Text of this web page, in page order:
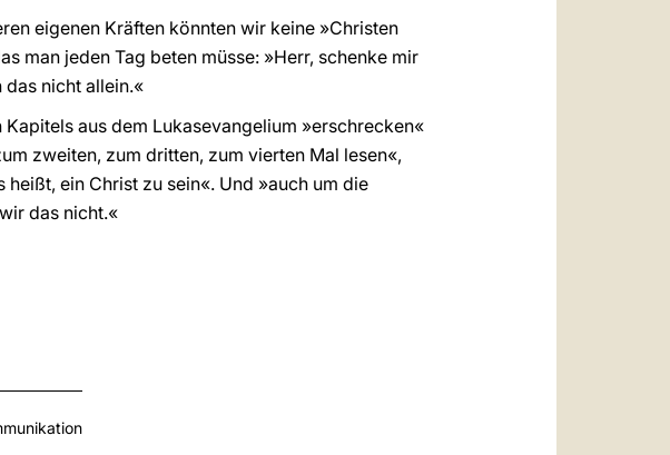
eigenen Kräften könnten wir keine »Christen
man jeden Tag beten müsse: »Herr, schenke mir
das nicht allein.«
aus dem Lukasevangelium »erschrecken«
zweiten, zum dritten, zum vierten Mal lesen«,
ein Christ zu sein«. Und »auch um die
das nicht.«